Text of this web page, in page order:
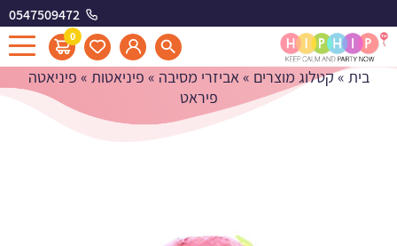
0547509472
0 פיניאטה פיראט
בית »קטלוג מוצרים »אביזרי מסיבה » פיניאטות » פיניאטה
פיראט